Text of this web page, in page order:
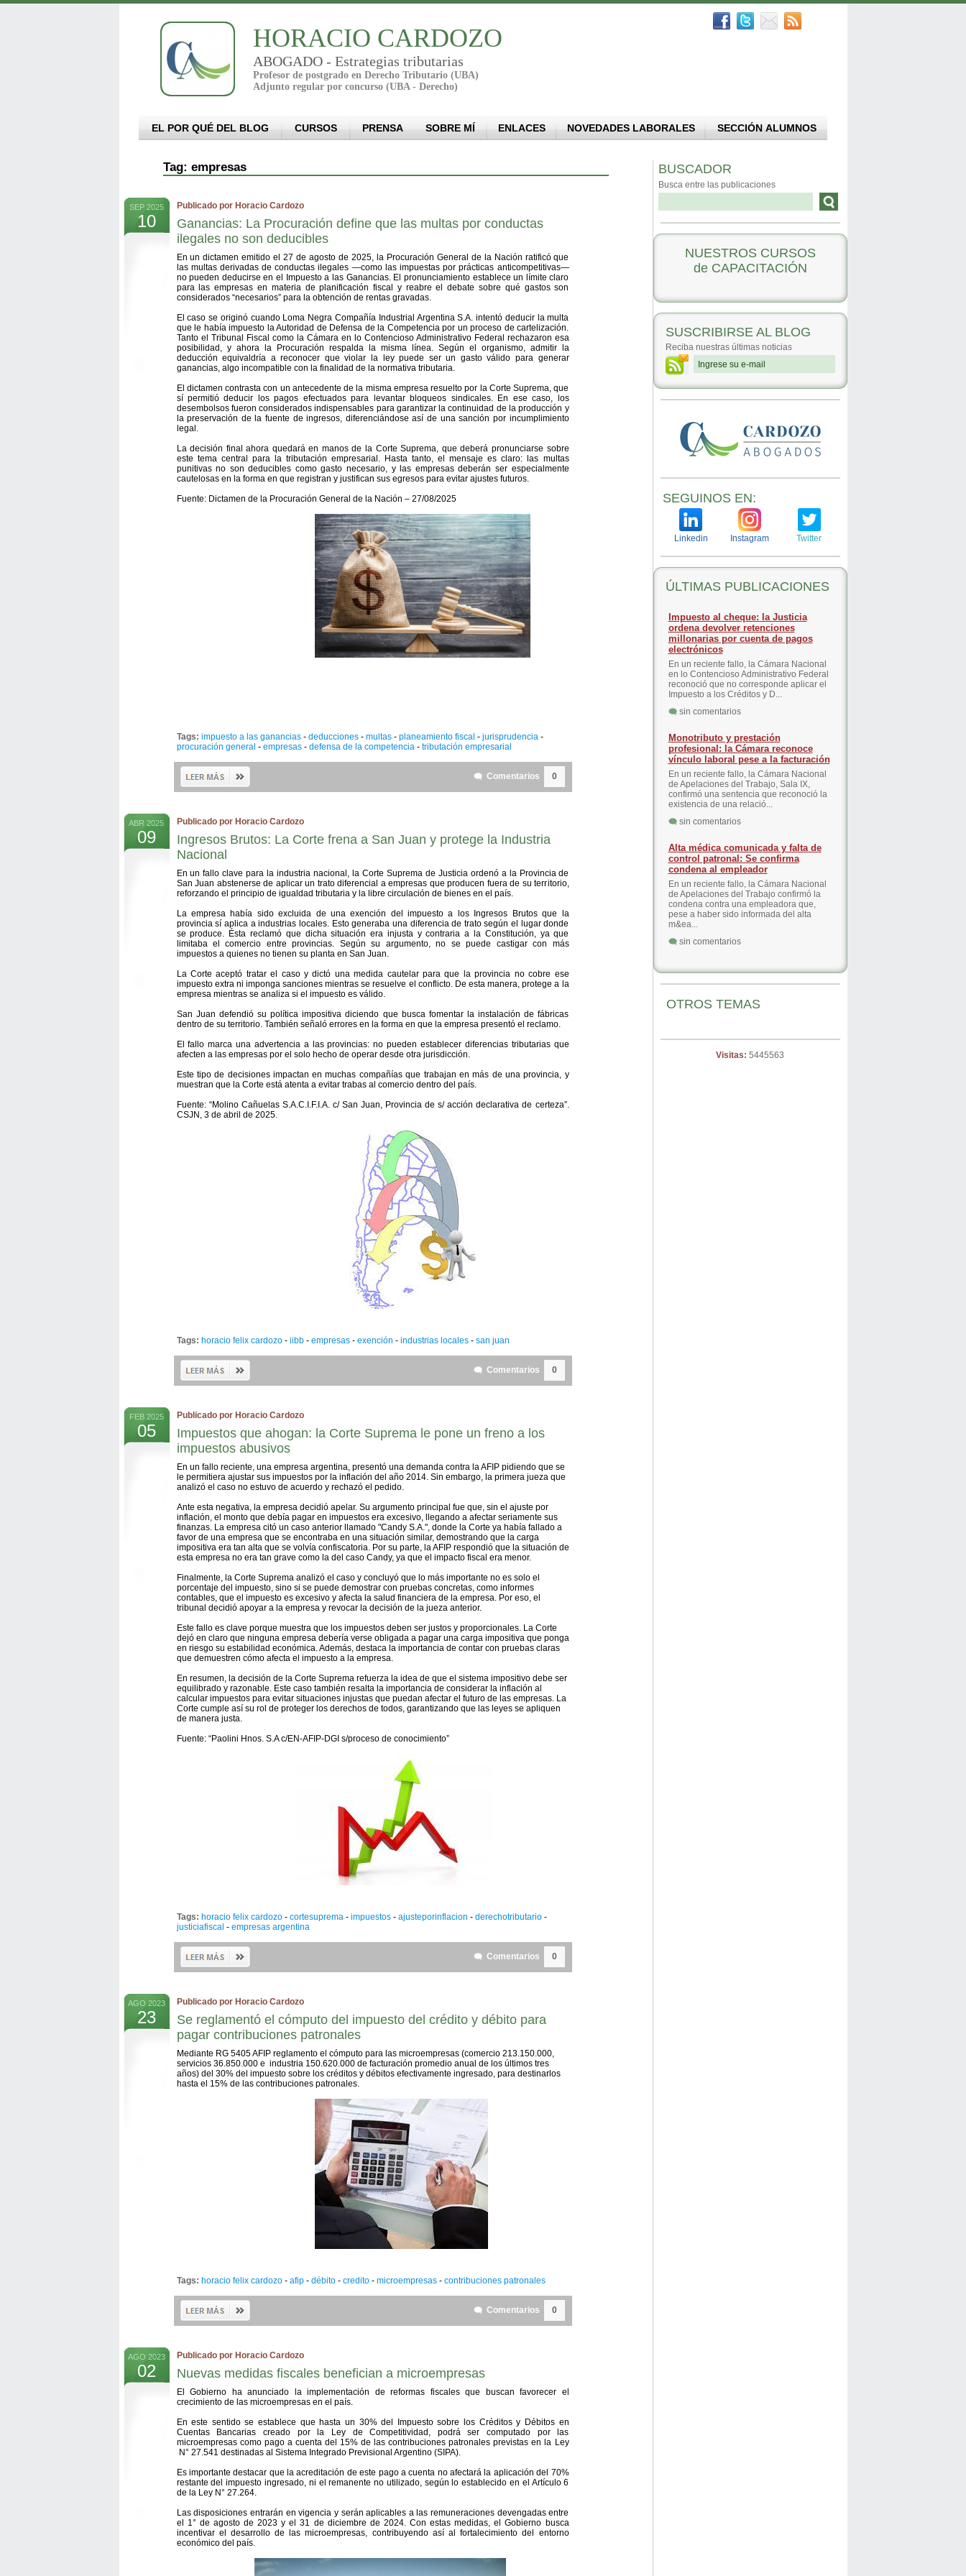
HORACIO CARDOZO
ABOGADO - Estrategias tributarias
Profesor de postgrado en Derecho Tributario (UBA)
Adjunto regular por concurso (UBA - Derecho)
EL POR QUÉ DEL BLOG CURSOS PRENSA SOBRE MÍ ENLACES NOVEDADES LABORALES SECCIÓN ALUMNOS
Tag: empresas
SEP 2025
10
Publicado por Horacio Cardozo
Ganancias: La Procuración define que las multas por conductas
ilegales no son deducibles
En un dictamen emitido el 27 de agosto de 2025, la Procuración General de la Nación ratificó que
las multas derivadas de conductas ilegales —como las impuestas por prácticas anticompetitivas—
no pueden deducirse en el Impuesto a las Ganancias. El pronunciamiento establece un límite claro
para las empresas en materia de planificación fiscal y reabre el debate sobre qué gastos son
considerados “necesarios” para la obtención de rentas gravadas.
El caso se originó cuando Loma Negra Compañía Industrial Argentina S.A. intentó deducir la multa
que le había impuesto la Autoridad de Defensa de la Competencia por un proceso de cartelización.
Tanto el Tribunal Fiscal como la Cámara en lo Contencioso Administrativo Federal rechazaron esa
posibilidad, y ahora la Procuración respalda la misma línea. Según el organismo, admitir la
deducción equivaldría a reconocer que violar la ley puede ser un gasto válido para generar
ganancias, algo incompatible con la finalidad de la normativa tributaria.
El dictamen contrasta con un antecedente de la misma empresa resuelto por la Corte Suprema, que
sí permitió deducir los pagos efectuados para levantar bloqueos sindicales. En ese caso, los
desembolsos fueron considerados indispensables para garantizar la continuidad de la producción y
la preservación de la fuente de ingresos, diferenciándose así de una sanción por incumplimiento
legal.
La decisión final ahora quedará en manos de la Corte Suprema, que deberá pronunciarse sobre
este tema central para la tributación empresarial. Hasta tanto, el mensaje es claro: las multas
punitivas no son deducibles como gasto necesario, y las empresas deberán ser especialmente
cautelosas en la forma en que registran y justifican sus egresos para evitar ajustes futuros.
Fuente: Dictamen de la Procuración General de la Nación – 27/08/2025
Tags: impuesto a las ganancias- deducciones- multas- planeamiento fiscal - jurisprudencia-
procuración general - empresas- defensa de la competencia- tributación empresarial
Comentarios 0
ABR 2025
09
Publicado por Horacio Cardozo
Ingresos Brutos: La Corte frena a San Juan y protege la Industria
Nacional
En un fallo clave para la industria nacional, la Corte Suprema de Justicia ordenó a la Provincia de
San Juan abstenerse de aplicar un trato diferencial a empresas que producen fuera de su territorio,
reforzando el principio de igualdad tributaria y la libre circulación de bienes en el país.
La empresa había sido excluida de una exención del impuesto a los Ingresos Brutos que la
provincia sí aplica a industrias locales. Esto generaba una diferencia de trato según el lugar donde
se produce. Ésta reclamó que dicha situación era injusta y contraria a la Constitución, ya que
limitaba el comercio entre provincias. Según su argumento, no se puede castigar con más
impuestos a quienes no tienen su planta en San Juan.
La Corte aceptó tratar el caso y dictó una medida cautelar para que la provincia no cobre ese
impuesto extra ni imponga sanciones mientras se resuelve el conflicto. De esta manera, protege a la
empresa mientras se analiza si el impuesto es válido.
San Juan defendió su política impositiva diciendo que busca fomentar la instalación de fábricas
dentro de su territorio. También señaló errores en la forma en que la empresa presentó el reclamo.
El fallo marca una advertencia a las provincias: no pueden establecer diferencias tributarias que
afecten a las empresas por el solo hecho de operar desde otra jurisdicción.
Este tipo de decisiones impactan en muchas compañías que trabajan en más de una provincia, y
muestran que la Corte está atenta a evitar trabas al comercio dentro del país.
Fuente: “Molino Cañuelas S.A.C.I.F.I.A. c/ San Juan, Provincia de s/ acción declarativa de certeza”.
CSJN, 3 de abril de 2025.
Tags: horacio felix cardozo- iibb- empresas- exención - industrias locales- san juan
Comentarios 0
FEB 2025
05
Publicado por Horacio Cardozo
Impuestos que ahogan: la Corte Suprema le pone un freno a los
impuestos abusivos
En un fallo reciente, una empresa argentina, presentó una demanda contra la AFIP pidiendo que se
le permitiera ajustar sus impuestos por la inflación del año 2014. Sin embargo, la primera jueza que
analizó el caso no estuvo de acuerdo y rechazó el pedido.
Ante esta negativa, la empresa decidió apelar. Su argumento principal fue que, sin el ajuste por
inflación, el monto que debía pagar en impuestos era excesivo, llegando a afectar seriamente sus
finanzas. La empresa citó un caso anterior llamado "Candy S.A.", donde la Corte ya había fallado a
favor de una empresa que se encontraba en una situación similar, demostrando que la carga
impositiva era tan alta que se volvía confiscatoria. Por su parte, la AFIP respondió que la situación de
esta empresa no era tan grave como la del caso Candy, ya que el impacto fiscal era menor.
Finalmente, la Corte Suprema analizó el caso y concluyó que lo más importante no es solo el
porcentaje del impuesto, sino si se puede demostrar con pruebas concretas, como informes
contables, que el impuesto es excesivo y afecta la salud financiera de la empresa. Por eso, el
tribunal decidió apoyar a la empresa y revocar la decisión de la jueza anterior.
Este fallo es clave porque muestra que los impuestos deben ser justos y proporcionales. La Corte
dejó en claro que ninguna empresa debería verse obligada a pagar una carga impositiva que ponga
en riesgo su estabilidad económica. Además, destaca la importancia de contar con pruebas claras
que demuestren cómo afecta el impuesto a la empresa.
En resumen, la decisión de la Corte Suprema refuerza la idea de que el sistema impositivo debe ser
equilibrado y razonable. Este caso también resalta la importancia de considerar la inflación al
calcular impuestos para evitar situaciones injustas que puedan afectar el futuro de las empresas. La
Corte cumple así su rol de proteger los derechos de todos, garantizando que las leyes se apliquen
de manera justa.
Fuente: “Paolini Hnos. S.A c/EN-AFIP-DGI s/proceso de conocimiento”
Tags: horacio felix cardozo- cortesuprema- impuestos- ajusteporinflacion - derechotributario-
justiciafiscal - empresas argentina
Comentarios 0
AGO 2023
23
Publicado por Horacio Cardozo
Se reglamentó el cómputo del impuesto del crédito y débito para
pagar contribuciones patronales
Mediante RG 5405 AFIP reglamento el cómputo para las microempresas (comercio 213.150.000,
servicios 36.850.000 e industria 150.620.000 de facturación promedio anual de los últimos tres
años) del 30% del impuesto sobre los créditos y débitos efectivamente ingresado, para destinarlos
hasta el 15% de las contribuciones patronales.
Tags: horacio felix cardozo- afip- débito- credito- microempresas- contribuciones patronales
Comentarios 0
AGO 2023
02
Publicado por Horacio Cardozo
Nuevas medidas fiscales benefician a microempresas
El Gobierno ha anunciado la implementación de reformas fiscales que buscan favorecer el
crecimiento de las microempresas en el país.
En este sentido se establece que hasta un 30% del Impuesto sobre los Créditos y Débitos en
Cuentas Bancarias creado por la Ley de Competitividad, podrá ser computado por las
microempresas como pago a cuenta del 15% de las contribuciones patronales previstas en la Ley
N° 27.541 destinadas al Sistema Integrado Previsional Argentino (SIPA).
Es importante destacar que la acreditación de este pago a cuenta no afectará la aplicación del 70%
restante del impuesto ingresado, ni el remanente no utilizado, según lo establecido en el Artículo 6
de la Ley N° 27.264.
Las disposiciones entrarán en vigencia y serán aplicables a las remuneraciones devengadas entre
el 1° de agosto de 2023 y el 31 de diciembre de 2024. Con estas medidas, el Gobierno busca
incentivar el desarrollo de las microempresas, contribuyendo así al fortalecimiento del entorno
económico del país.
BUSCADOR
Busca entre las publicaciones
NUESTROS CURSOS
de CAPACITACIÓN
SUSCRIBIRSE AL BLOG
Reciba nuestras últimas noticias
SEGUINOS EN:
Linkedin Instagram Twitter
ÚLTIMAS PUBLICACIONES
Impuesto al cheque: la Justicia
ordena devolver retenciones
millonarias por cuenta de pagos
electrónicos
En un reciente fallo, la Cámara Nacional
en lo Contencioso Administrativo Federal
reconoció que no corresponde aplicar el
Impuesto a los Créditos y D...
sin comentarios
Monotributo y prestación
profesional: la Cámara reconoce
vínculo laboral pese a la facturación
En un reciente fallo, la Cámara Nacional
de Apelaciones del Trabajo, Sala IX,
confirmó una sentencia que reconoció la
existencia de una relació...
sin comentarios
Alta médica comunicada y falta de
control patronal: Se confirma
condena al empleador
En un reciente fallo, la Cámara Nacional
de Apelaciones del Trabajo confirmó la
condena contra una empleadora que,
pese a haber sido informada del alta
m&ea...
sin comentarios
OTROS TEMAS
Visitas: 5445563